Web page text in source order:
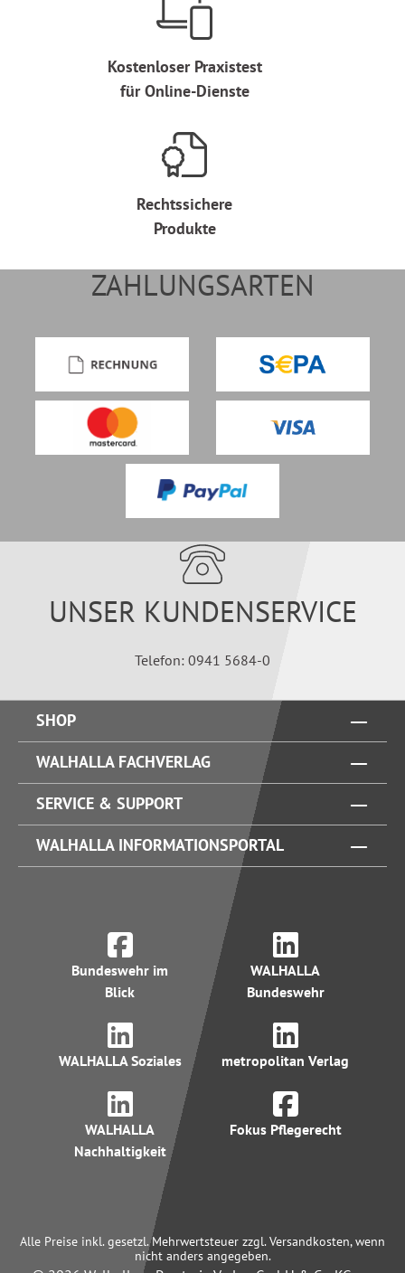
Kostenloser Praxistest
für Online-Dienste
Rechtssichere
Produkte
ZAHLUNGSARTEN
UNSER KUNDENSERVICE
Telefon: 0941 5684-0
SHOP
WALHALLA FACHVERLAG
SERVICE & SUPPORT
WALHALLA INFORMATIONSPORTAL
Bundeswehr im
Blick
WALHALLA
Bundeswehr
WALHALLA Soziales metropolitan Verlag
WALHALLA
Nachhaltigkeit
Fokus Pflegerecht
Alle Preise inkl. gesetzl. Mehrwertsteuer zzgl. Versandkosten, wenn
nicht anders angegeben.